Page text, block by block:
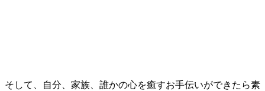
そして、自分、家族、誰かの心を癒すお手伝いができたら素